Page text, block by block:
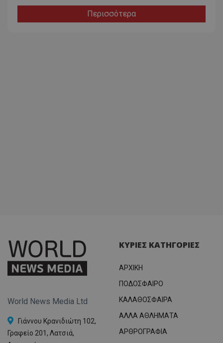
Περισσότερα
World News Media Ltd
Γιάννου Κρανιδιώτη 102,
Γραφείο 201, Λατσιά,
ΚΥΡΙΕΣ ΚΑΤΗΓΟΡΙΕΣ
ΑΡΧΙΚΗ
ΠΟΔΟΣΦΑΙΡΟ
ΚΑΛΑΘΟΣΦΑΙΡΑ
ΑΛΛΑ ΑΘΛΗΜΑΤΑ
ΑΡΘΡΟΓΡΑΦΙΑ